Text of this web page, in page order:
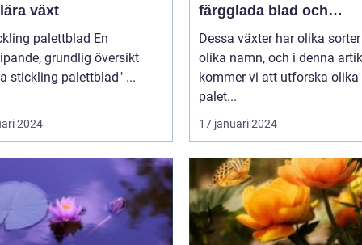
växt
palettblad En
grundlig översikt
över "ta stickling palettblad" ...
2024
färgglada blad och
dekorativa utseende
Dessa växter har olika
olika namn, och i denna
kommer vi att utforska olika
palet...
17 januari 2024